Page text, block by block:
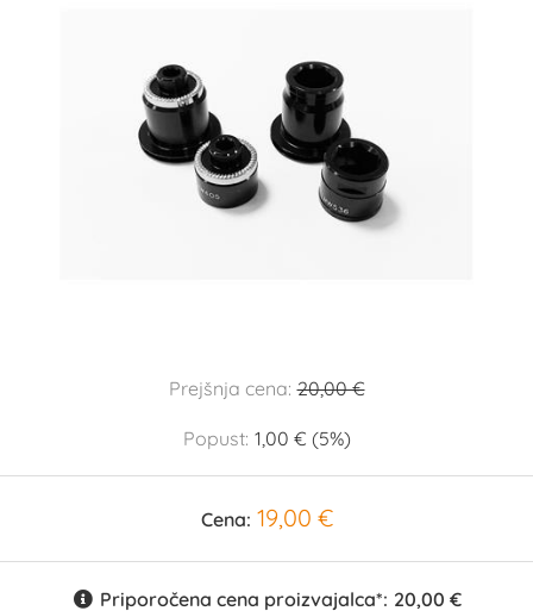
Prejšnja cena: 20,00 €
Popust: 1,00 € (5%)
Cena: 19,00 €
Priporočena cena proizvajalca*: 20,00 €